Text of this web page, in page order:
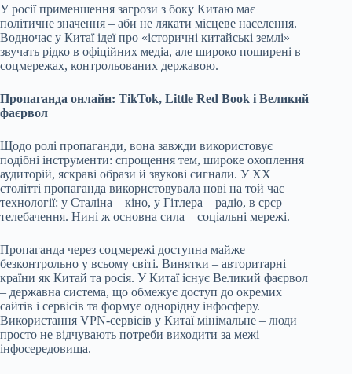
У росії применшення загрози з боку Китаю має
політичне значення – аби не лякати місцеве населення.
Водночас у Китаї ідеї про «історичні китайські землі»
звучать рідко в офіційних медіа, але широко поширені в
соцмережах, контрольованих державою.
Пропаганда онлайн: TikTok, Little Red Book і Великий
фаєрвол
Щодо ролі пропаганди, вона завжди використовує
подібні інструменти: спрощення тем, широке охоплення
аудиторій, яскраві образи й звукові сигнали. У ХХ
столітті пропаганда використовувала нові на той час
технології: у Сталіна – кіно, у Гітлера – радіо, в срср –
телебачення. Нині ж основна сила – соціальні мережі.
Пропаганда через соцмережі доступна майже
безконтрольно у всьому світі. Винятки – авторитарні
країни як Китай та росія. У Китаї існує Великий фаєрвол
– державна система, що обмежує доступ до окремих
сайтів і сервісів та формує однорідну інфосферу.
Використання VPN-сервісів у Китаї мінімальне – люди
просто не відчувають потреби виходити за межі
інфосередовища.